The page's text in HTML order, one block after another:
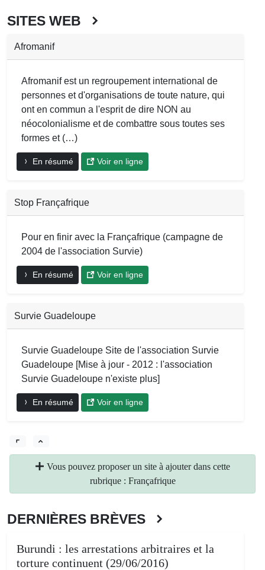
SITES WEB
Afromanif
Afromanif est un regroupement international de
personnes et d'organisations de toute nature, qui
ont en commun a l'esprit de dire NON au
néocolonialisme et de combattre sous toutes ses
formes et (…)
En résumé Voir en ligne
Stop Françafrique
Pour en finir avec la Françafrique (campagne de
2004 de l'association Survie)
En résumé Voir en ligne
Survie Guadeloupe
Survie Guadeloupe Site de l'association Survie
Guadeloupe [Mise à jour - 2012 : l'association
Survie Guadeloupe n'existe plus]
En résumé Voir en ligne
Vous pouvez proposer un site à ajouter dans cette
rubrique : Françafrique
DERNIÈRES BRÈVES
Burundi : les arrestations arbitraires et la
torture continuent (29/06/2016)